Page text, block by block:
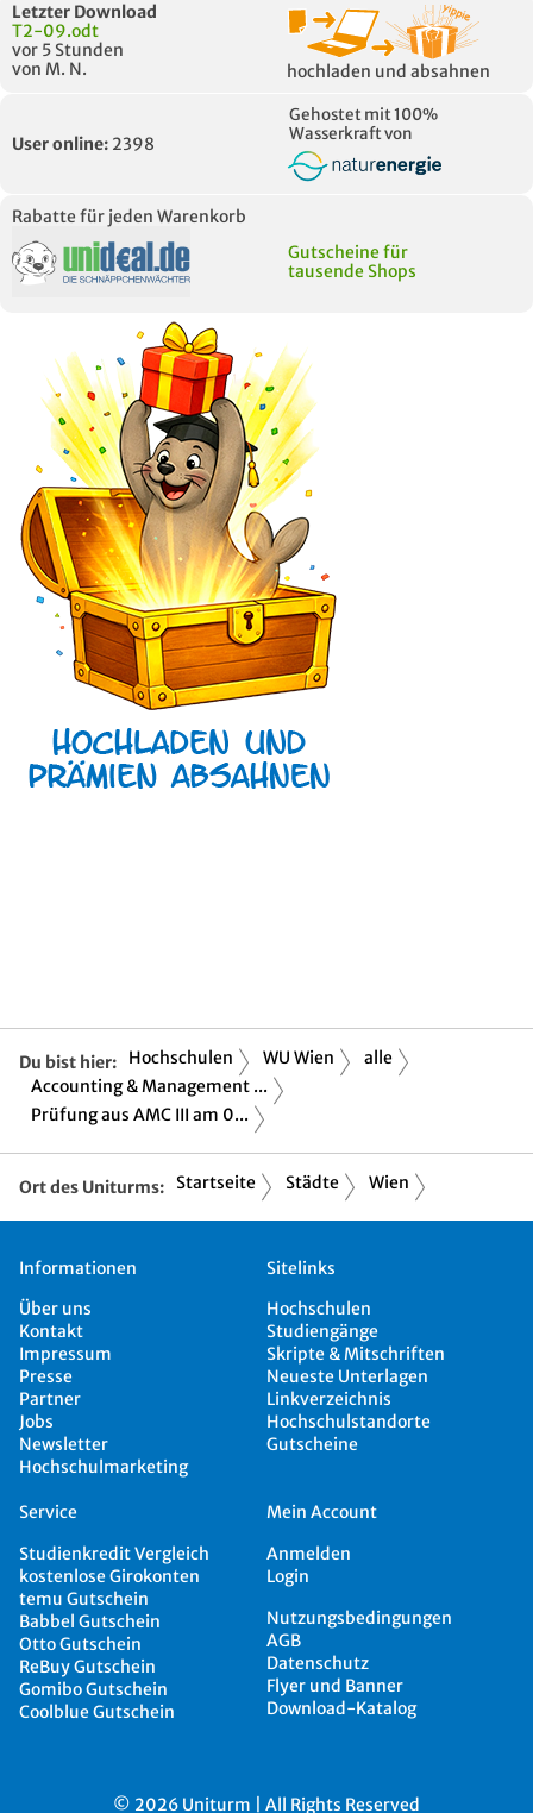
Letzter Download
T2-09.odt
vor 5 Stunden
von M. N.
hochladen und absahnen
User online: 2398
Gehostet mit 100%
Wasserkraft von
Rabatte für jeden Warenkorb
Gutscheine für
tausende Shops
Du bist hier: Hochschulen WU Wien
alle
Accounting & Management ...
Prüfung aus AMC III am 0...
Ort des Uniturms: Startseite Städte Wien
Informationen
Über uns
Kontakt
Impressum
Presse
Partner
Jobs
Newsletter
Hochschulmarketing
Sitelinks
Hochschulen
Studiengänge
Skripte & Mitschriften
Neueste Unterlagen
Linkverzeichnis
Hochschulstandorte
Gutscheine
Service
Studienkredit Vergleich
kostenlose Girokonten
temu Gutschein
Babbel Gutschein
Otto Gutschein
ReBuy Gutschein
Gomibo Gutschein
Coolblue Gutschein
Mein Account
Anmelden
Login
Nutzungsbedingungen
AGB
Datenschutz
Flyer und Banner
Download-Katalog
© 2026 Uniturm | All Rights Reserved